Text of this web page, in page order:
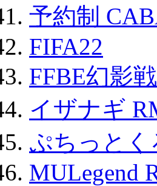
予約制
FIFA22
FFBE幻影
イザナギ
ぷちっと
MULegend